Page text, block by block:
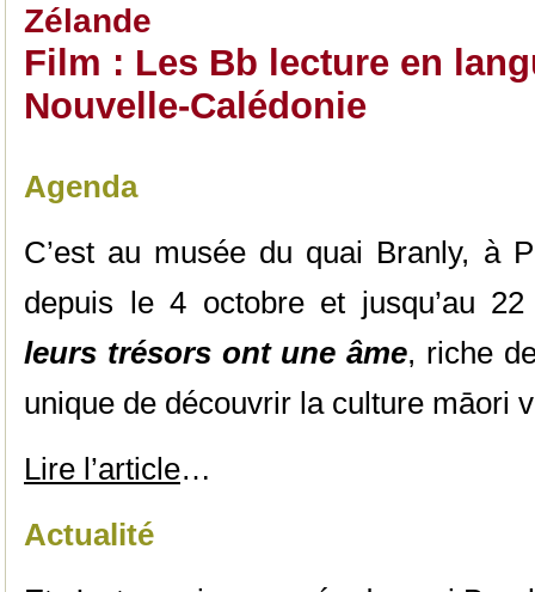
Zélande
Film : Les Bb lecture en
Nouvelle-Calédonie
Agenda
C’est au musée du quai Branly, à
depuis le 4 octobre et jusqu’au
leurs trésors ont une âme, riche
unique de découvrir la culture māori
Lire l’article…
Actualité